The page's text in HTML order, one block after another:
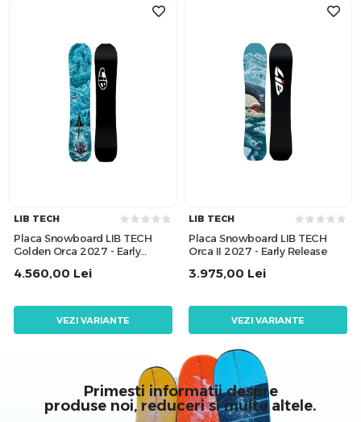
LIB TECH
Placa Snowboard LIB TECH
Golden Orca 2027 - Early
4.560,00 Lei
VEZI VARIANTE
LIB TECH
Placa Snowboard LIB TECH
Orca II 2027 - Early Release
3.975,00 Lei
VEZI VARIANTE
Primesti informatii despre
produse noi, reduceri si multe altele.